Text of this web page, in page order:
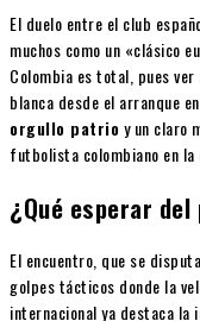
El duelo entre el club
muchos como un «clásico
Colombia es total, pues
blanca desde el arranque
orgullo patrioy un claro
futbolista colombiano en la
¿Qué esperar
El encuentro, que se
golpes tácticos donde la
internacional ya destaca la